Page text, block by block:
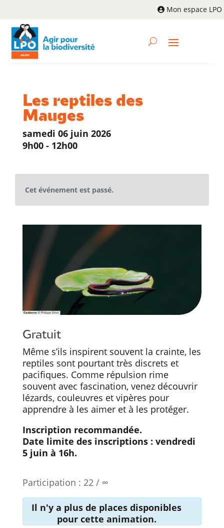
Mon espace LPO
Les reptiles des
Mauges
samedi 06 juin 2026
9h00 - 12h00
Cet événement est passé.
Gratuit
Même s’ils inspirent souvent la crainte, les
reptiles sont pourtant très discrets et
pacifiques. Comme répulsion rime
souvent avec fascination, venez découvrir
lézards, couleuvres et vipères pour
apprendre à les aimer et à les protéger.
Inscription recommandée.
Date limite des inscriptions : vendredi
5 juin à 16h.
Participation : 22 / ∞
Il n'y a plus de places disponibles
pour cette animation.